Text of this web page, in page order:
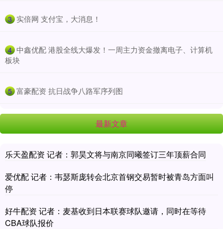
3 ​实倍网 支付宝，大消息！
4 ​中鑫优配 港股全线大爆发！一周主力资金撤离电子、计算机
板块
5 ​富豪配资 抗日战争八路军序列图
最新文章
乐天盈配资 记者：郭昊文将与南京同曦签订三年顶薪合同
爱优配 记者：韦瑟斯庞转会北京首钢交易暂时被青岛方面叫
停
好牛配资 记者：麦基收到日本联赛球队邀请，同时在等待
CBA球队报价